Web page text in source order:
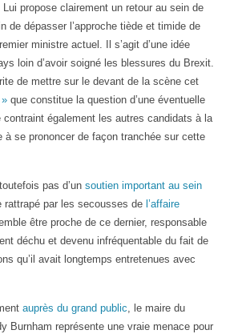
Lui propose clairement un retour au sein de
de dépasser l’approche tiède et timide de
ministre actuel. Il s’agit d’une idée
loin d’avoir soigné les blessures du Brexit.
de mettre sur le devant de la scène cet
» que constitue la question d’une éventuelle
contraint également les autres candidats à la
à se prononcer de façon tranchée sur cette
pas d’un soutien important au sein
rattrapé par les secousses de l’affaire
être proche de ce dernier, responsable
déchu et devenu infréquentable du fait de
qu’il avait longtemps entretenues avec
auprès du grand public, le maire du
Burnham représente une vraie menace pour